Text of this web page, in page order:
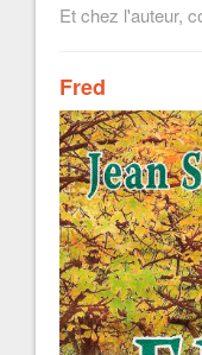
Et chez l'auteur,
Fred